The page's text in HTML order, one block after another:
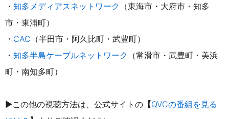
・ 知多メディアスネットワーク （東海市・大府市・知多
市・東浦町）
・ CAC （半田市・阿久比町・武豊町）
・ 知多半島ケーブルネットワーク （常滑市・武豊町・美浜
町・南知多町）
▶この他の視聴方法は、公式サイトの 【QVCの番組を見る